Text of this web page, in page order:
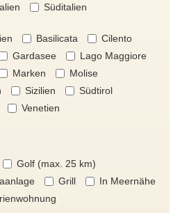
Süditalien
Basilicata
Cilento
Gardasee
Lago Maggiore
Marken
Molise
Sizilien
Südtirol
Venetien
Golf (max. 25 km)
Grill
In Meernähe